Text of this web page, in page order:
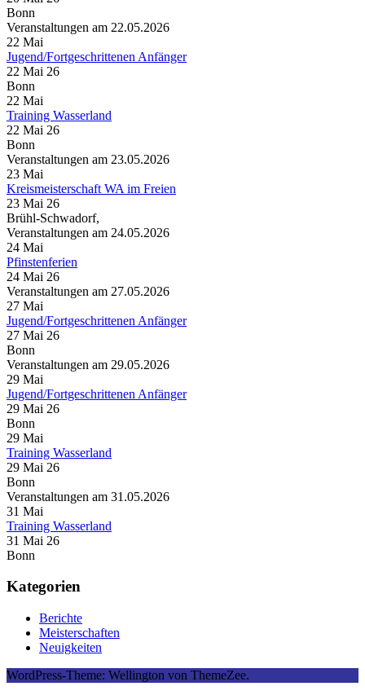
Bonn
Veranstaltungen am 22.05.2026
22 Mai
Jugend/Fortgeschrittenen Anfänger
22 Mai 26
Bonn
22 Mai
Training Wasserland
22 Mai 26
Bonn
Veranstaltungen am 23.05.2026
23 Mai
Kreismeisterschaft WA im Freien
23 Mai 26
Brühl-Schwadorf,
Veranstaltungen am 24.05.2026
24 Mai
Pfinstenferien
24 Mai 26
Veranstaltungen am 27.05.2026
27 Mai
Jugend/Fortgeschrittenen Anfänger
27 Mai 26
Bonn
Veranstaltungen am 29.05.2026
29 Mai
Jugend/Fortgeschrittenen Anfänger
29 Mai 26
Bonn
29 Mai
Training Wasserland
29 Mai 26
Bonn
Veranstaltungen am 31.05.2026
31 Mai
Training Wasserland
31 Mai 26
Bonn
Kategorien
Berichte
Meisterschaften
Neuigkeiten
WordPress-Theme: Wellington von ThemeZee.